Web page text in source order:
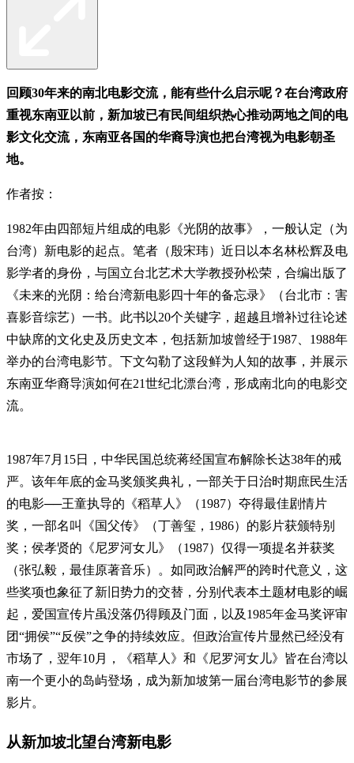
回顾30年来的南北电影交流，能有些什么启示呢？在台湾政府
重视东南亚以前，新加坡已有民间组织热心推动两地之间的电
影文化交流，东南亚各国的华裔导演也把台湾视为电影朝圣
地。
作者按：
1982年由四部短片组成的电影《光阴的故事》，一般认定（为
台湾）新电影的起点。笔者（殷宋玮）近日以本名林松辉及电
影学者的身份，与国立台北艺术大学教授孙松荣，合编出版了
《未来的光阴：给台湾新电影四十年的备忘录》（台北市：害
喜影音综艺）一书。此书以20个关键字，超越且增补过往论述
中缺席的文化史及历史文本，包括新加坡曾经于1987、1988年
举办的台湾电影节。下文勾勒了这段鲜为人知的故事，并展示
东南亚华裔导演如何在21世纪北漂台湾，形成南北向的电影交
流。
1987年7月15日，中华民国总统蒋经国宣布解除长达38年的戒
严。该年年底的金马奖颁奖典礼，一部关于日治时期庶民生活
的电影──王童执导的《稻草人》（1987）夺得最佳剧情片
奖，一部名叫《国父传》（丁善玺，1986）的影片获颁特别
奖；侯孝贤的《尼罗河女儿》（1987）仅得一项提名并获奖
（张弘毅，最佳原著音乐）。如同政治解严的跨时代意义，这
些奖项也象征了新旧势力的交替，分别代表本土题材电影的崛
起，爱国宣传片虽没落仍得顾及门面，以及1985年金马奖评审
团“拥侯”“反侯”之争的持续效应。但政治宣传片显然已经没有
市场了，翌年10月，《稻草人》和《尼罗河女儿》皆在台湾以
南一个更小的岛屿登场，成为新加坡第一届台湾电影节的参展
影片。
从新加坡北望台湾新电影